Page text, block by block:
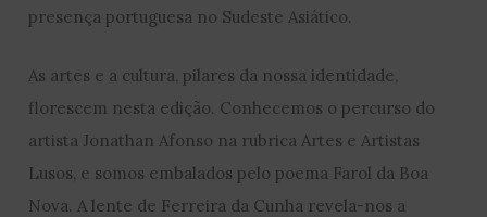
presença portuguesa no Sudeste Asiático.
As artes e a cultura, pilares da nossa identidade,
florescem nesta edição. Conhecemos o percurso do
artista Jonathan Afonso na rubrica Artes e Artistas
Lusos, e somos embalados pelo poema Farol da Boa
Nova. A lente de Ferreira da Cunha revela-nos a